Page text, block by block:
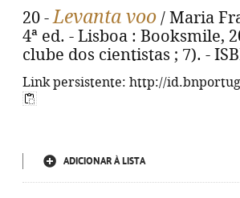
20 -Levanta voo / Maria
4ª ed. - Lisboa : Booksmile,
clube dos cientistas ; 7). -
Link persistente: http://
ADICIONAR À LISTA